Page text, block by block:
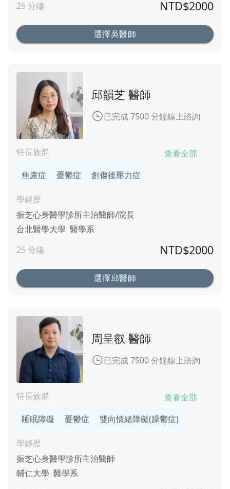
25 分鐘 NTD$2000
選擇吳醫師
邱韻芝 醫師
已完成 7500 分鐘線上諮詢
特長族群
查看全部
焦慮症
憂鬱症 創傷後壓力症
學經歷
振芝心身醫學診所主治醫師/院長
台北醫學大學 醫學系
25 分鐘 NTD$2000
選擇邱醫師
周呈叡 醫師
已完成 7500 分鐘線上諮詢
特長族群
查看全部
睡眠障礙
憂鬱症 雙向情緒障礙(躁鬱症)
學經歷
振芝心身醫學診所主治醫師
輔仁大學 醫學系